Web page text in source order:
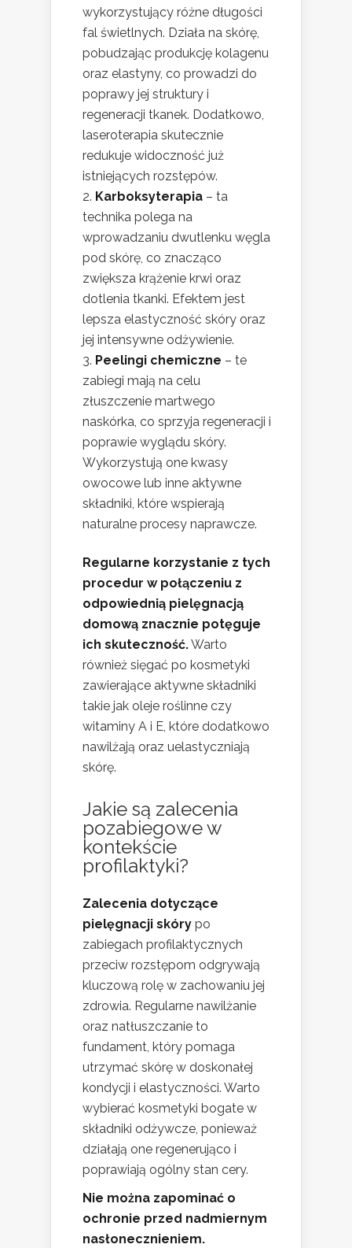
wykorzystujący różne długości
fal świetlnych. Działa na skórę,
pobudzając produkcję kolagenu
oraz elastyny, co prowadzi do
poprawy jej struktury i
regeneracji tkanek. Dodatkowo,
laseroterapia skutecznie
redukuje widoczność już
istniejących rozstępów.
Karboksyterapia – ta
technika polega na
wprowadzaniu dwutlenku węgla
pod skórę, co znacząco
zwiększa krążenie krwi oraz
dotlenia tkanki. Efektem jest
lepsza elastyczność skóry oraz
jej intensywne odżywienie.
Peelingi chemiczne – te
zabiegi mają na celu
złuszczenie martwego
naskórka, co sprzyja regeneracji i
poprawie wyglądu skóry.
Wykorzystują one kwasy
owocowe lub inne aktywne
składniki, które wspierają
naturalne procesy naprawcze.
Regularne korzystanie z tych
procedur w połączeniu z
odpowiednią pielęgnacją
domową znacznie potęguje
ich skuteczność.Warto
również sięgać po kosmetyki
zawierające aktywne składniki
takie jak oleje roślinne czy
witaminy A i E, które dodatkowo
nawilżają oraz uelastyczniają
skórę.
Jakie są zalecenia
pozabiegowe w
kontekście
profilaktyki?
Zalecenia dotyczące
pielęgnacji skóry po
zabiegach profilaktycznych
przeciw rozstępom odgrywają
kluczową rolę w zachowaniu jej
zdrowia. Regularne nawilżanie
oraz natłuszczanie to
fundament, który pomaga
utrzymać skórę w doskonałej
kondycji i elastyczności. Warto
wybierać kosmetyki bogate w
składniki odżywcze, ponieważ
działają one regenerująco i
poprawiają ogólny stan cery.
Nie można zapominać o
ochronie przed nadmiernym
nasłonecznieniem.